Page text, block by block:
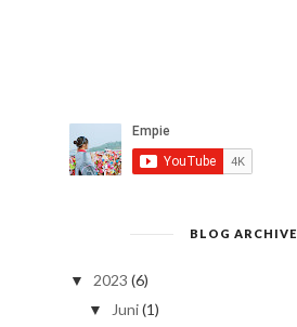
BLOG ARCHIVE
▼ 2023 (6)
▼ Juni(1)